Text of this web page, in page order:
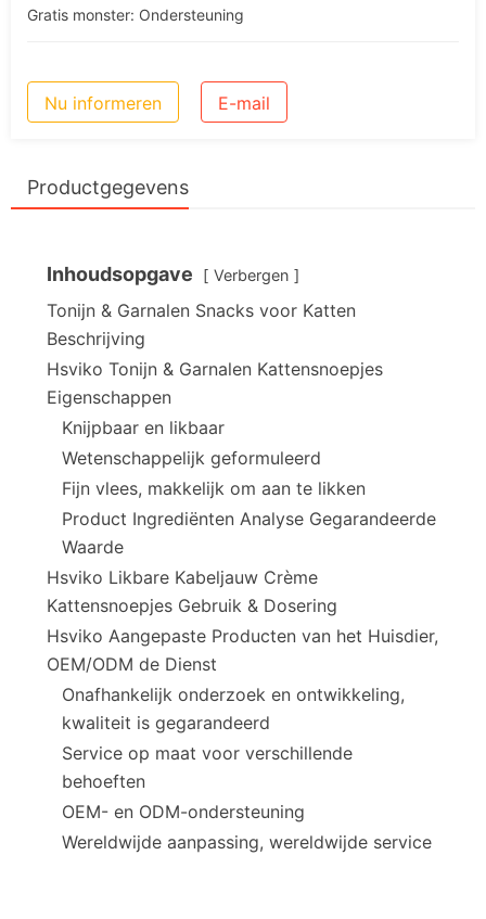
Gratis monster: Ondersteuning
Nu informeren E-mail
Productgegevens
Inhoudsopgave Verbergen
Tonijn & Garnalen Snacks voor Katten
Beschrijving
Hsviko Tonijn & Garnalen Kattensnoepjes
Eigenschappen
Knijpbaar en likbaar
Wetenschappelijk geformuleerd
Fijn vlees, makkelijk om aan te likken
Product Ingrediënten Analyse Gegarandeerde
Waarde
Hsviko Likbare Kabeljauw Crème
Kattensnoepjes Gebruik & Dosering
Hsviko Aangepaste Producten van het Huisdier,
OEM/ODM de Dienst
Onafhankelijk onderzoek en ontwikkeling,
kwaliteit is gegarandeerd
Service op maat voor verschillende
behoeften
OEM- en ODM-ondersteuning
Wereldwijde aanpassing, wereldwijde service